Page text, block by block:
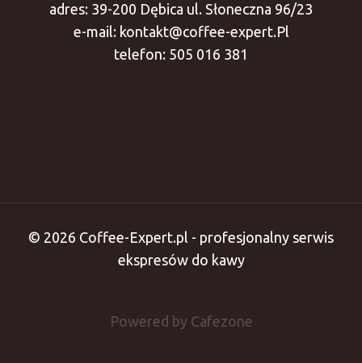
adres: 39-200 Dębica ul. Słoneczna 96/23
e-mail: kontakt@coffee-expert.Pl
telefon: 505 016 381
© 2026 Coffee-Expert.pl - profesjonalny serwis
ekspresów do kawy
Powered by Cafezone